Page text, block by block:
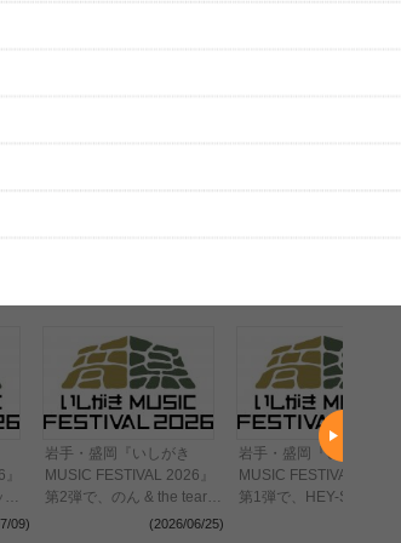
か？
あります。
、
09)
岩手・盛岡『いしがき
MUSIC FESTIVAL 2026』
第2弾で、のん & the tears
of knight、SA、THE(2026/06/25)
岩手・盛岡『いしがき
MUSIC FESTIVAL 2026』
第1弾で、HEY-SMITH、